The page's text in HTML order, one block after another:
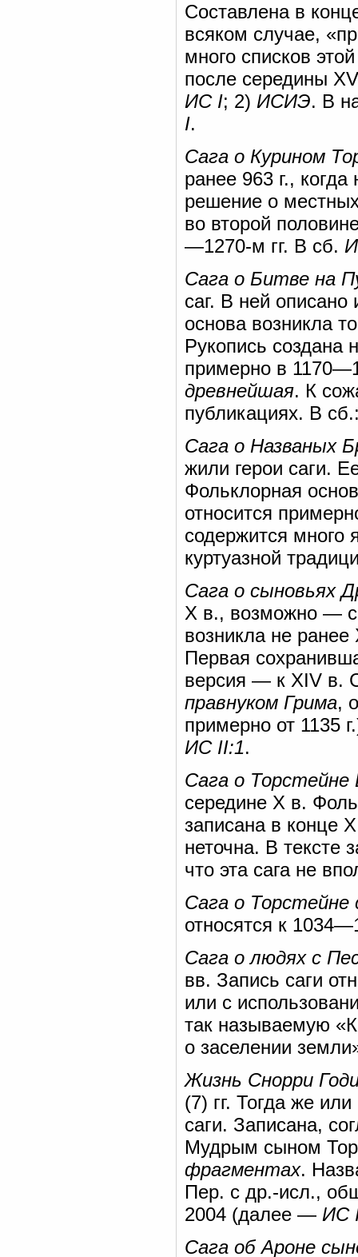
Составлена в
всяком случае,
много списков
после середины
ИС I; 2) ИСИЭ. В
I.
Сага о Курином
ранее 963 г.,
решение о
во второй
—1270-м гг. В сб.
Сага о Битве на
саг. В ней
основа возникла
Рукопись создана
примерно в
древнейшая. К
публикациях. В
Сага о Названых
жили герои саги.
Фольклорная
относится
содержится много
куртуазной
Сага о сыновьях
X в., возможно — с
возникла не
Первая
версия — к XIV в.
правнуком Грима,
примерно от 1135
ИС II:1.
Сага о Торстейне
середине X в.
записана в конце
неточна. В тексте
что эта сага не
Сага о Торстейне
относятся к
Сага о людях с
вв. Запись саги
или с
так называемую
о заселении
Жизнь Снорри
(7) гг. Тогда же
саги. Записана,
Мудрым сыном
фрагментах.
Пер. с др.-исл.,
2004 (далее — ИС
Сага об Ароне